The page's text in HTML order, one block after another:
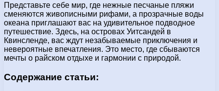
Представьте себе мир, где нежные песчаные пляжи
сменяются живописными рифами, а прозрачные воды
океана приглашают вас на удивительное подводное
путешествие. Здесь, на островах Уитсандей в
Квинсленде, вас ждут незабываемые приключения и
невероятные впечатления. Это место, где сбываются
мечты о райском отдыхе и гармонии с природой.
Содержание статьи: